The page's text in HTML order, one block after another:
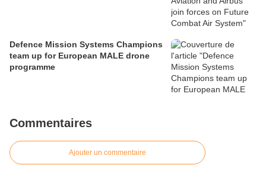
Defence Mission Systems Champions
team up for European MALE drone
programme
Commentaires
Ajouter un commentaire